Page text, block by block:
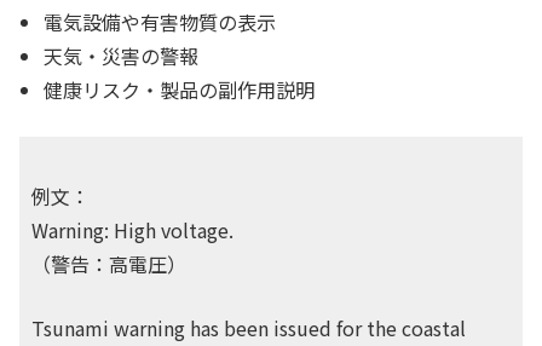
電気設備や有害物質の表示
天気・災害の警報
健康リスク・製品の副作用説明
例文：
Warning: High voltage.
（警告：高電圧）
Tsunami warning has been issued for the coastal